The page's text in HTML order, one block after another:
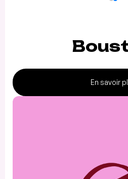
En savoir